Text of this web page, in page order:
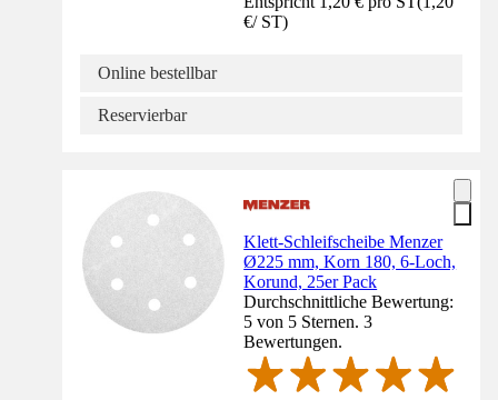
€/ ST)
Online bestellbar
Reservierbar
Klett-Schleifscheibe Menzer
Ø225 mm, Korn 180, 6-Loch,
Korund, 25er Pack
Durchschnittliche Bewertung:
5 von 5 Sternen. 3
Bewertungen.